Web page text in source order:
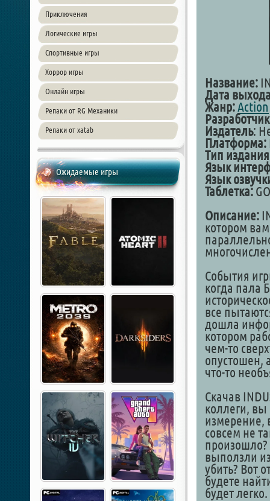
Приключения
Логические игры
Спортивные игры
Хоррор игры
Онлайн игры
Репаки от RG Механики
Репаки от xatab
Ожидаемые игры
Название:
Дата
Жанр:Action
Издатель:
Платформа:
Тип
Язык
Язык
Таблетка:
Описание:
котором
События
когда пала
все
дошла
котором
чем-то
опустошен,
что-то
Скачав
коллеги,
измерение,
совсем не
произошло?
выползли
убить? Вот
будете
будет легко.